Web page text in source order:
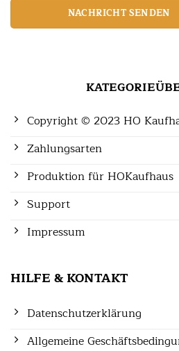
NACHRICHT SENDEN
Copyright © 2023 HO
Zahlungsarten
Produktion für HOKaufhaus
Support
Impressum
HILFE & KONTAKT
Datenschutzerklärung
Allgemeine